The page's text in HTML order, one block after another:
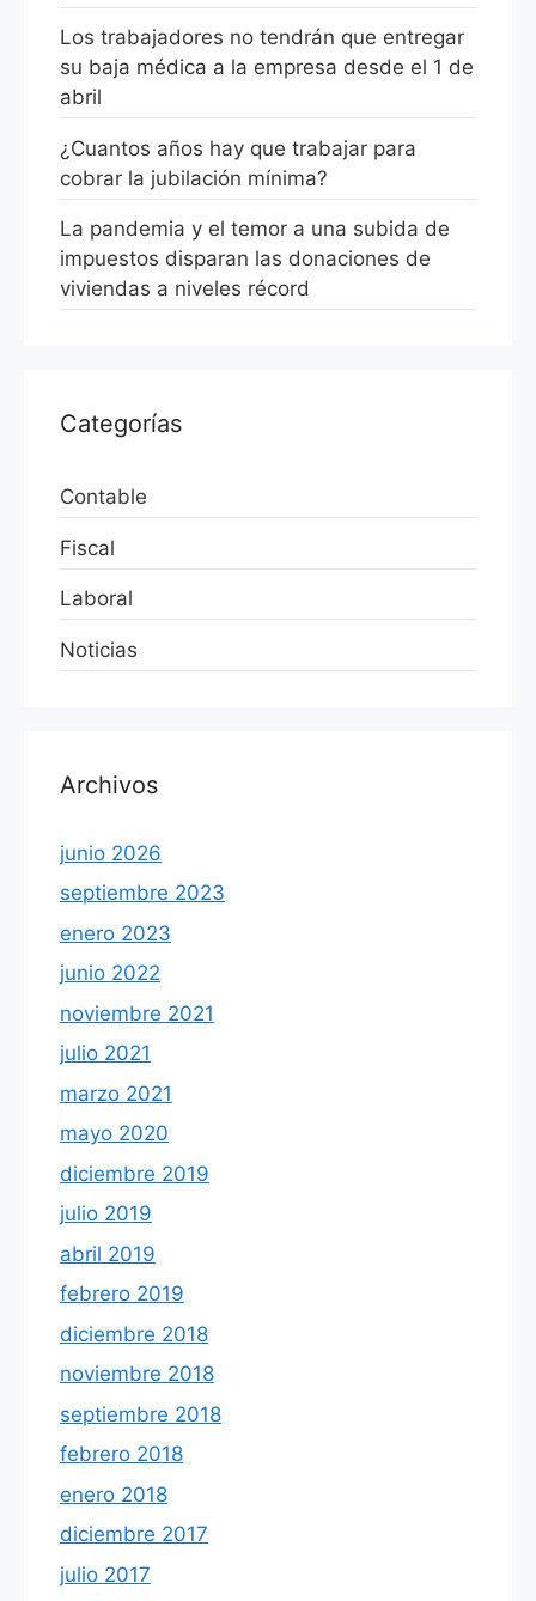
Los trabajadores no tendrán que entregar
su baja médica a la empresa desde el 1 de
abril
¿Cuantos años hay que trabajar para
cobrar la jubilación mínima?
La pandemia y el temor a una subida de
impuestos disparan las donaciones de
viviendas a niveles récord
Categorías
Contable
Fiscal
Laboral
Noticias
Archivos
junio 2026
septiembre 2023
enero 2023
junio 2022
noviembre 2021
julio 2021
marzo 2021
mayo 2020
diciembre 2019
julio 2019
abril 2019
febrero 2019
diciembre 2018
noviembre 2018
septiembre 2018
febrero 2018
enero 2018
diciembre 2017
julio 2017